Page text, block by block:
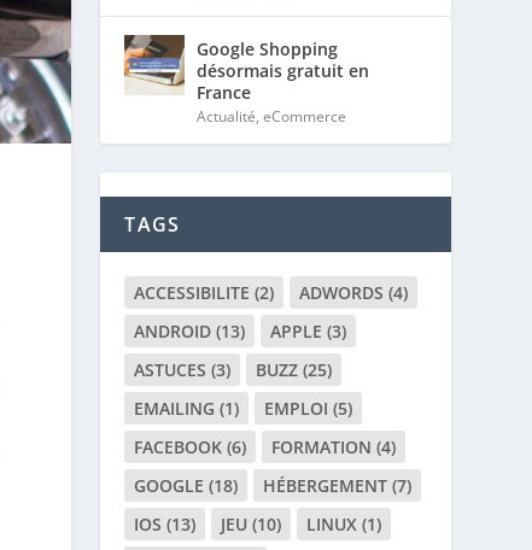
Google Shopping
désormais gratuit en
France
Actualité,eCommerce
TAGS
ACCESSIBILITE (2) ADWORDS (4)
ANDROID (13) APPLE (3)
ASTUCES (3) BUZZ (25)
EMAILING (1) EMPLOI (5)
FACEBOOK (6) FORMATION (4)
GOOGLE (18) HÉBERGEMENT (7)
IOS (13) JEU (10) LINUX (1)